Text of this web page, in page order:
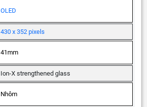
OLED
430 x 352 pixels
41mm
Ion-X strengthened glass
Nhôm